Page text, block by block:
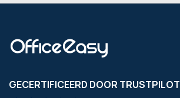
GECERTIFICEERD DOOR TRUSTPILOT